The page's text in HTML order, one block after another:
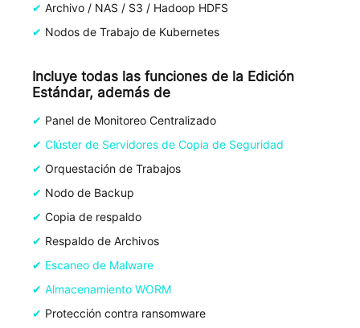
Archivo / NAS / S3 / Hadoop HDFS
Nodos de Trabajo de Kubernetes
Incluye todas las funciones de la Edición
Estándar, además de
Panel de Monitoreo Centralizado
Clúster de Servidores de Copia de Seguridad
Orquestación de Trabajos
Nodo de Backup
Copia de respaldo
Respaldo de Archivos
Escaneo de Malware
Almacenamiento WORM
Protección contra ransomware